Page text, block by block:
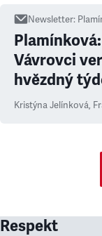
Newsletter:
Vávrovci
hvězdný
Kristýna Jelínková,
Respekt